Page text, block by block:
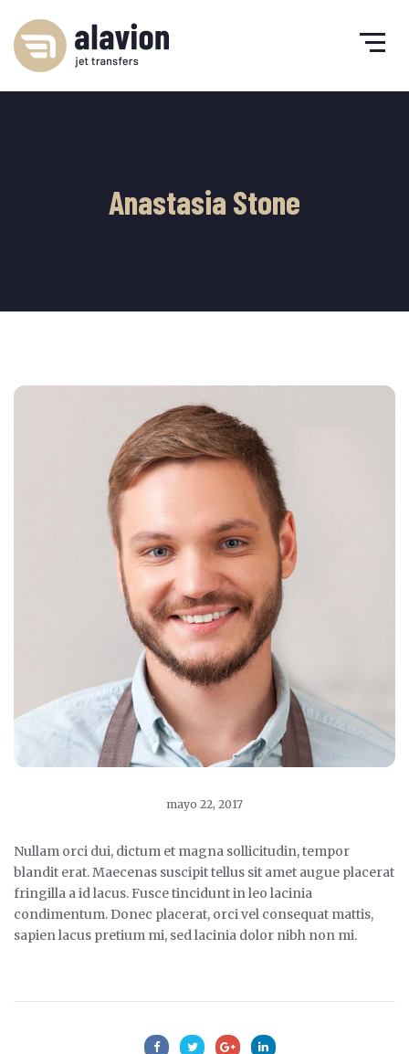
Anastasia Stone
mayo 22, 2017
Nullam orci dui, dictum et magna sollicitudin, tempor
blandit erat. Maecenas suscipit tellus sit amet augue placerat
fringilla a id lacus. Fusce tincidunt in leo lacinia
condimentum. Donec placerat, orci vel consequat mattis,
sapien lacus pretium mi, sed lacinia dolor nibh non mi.